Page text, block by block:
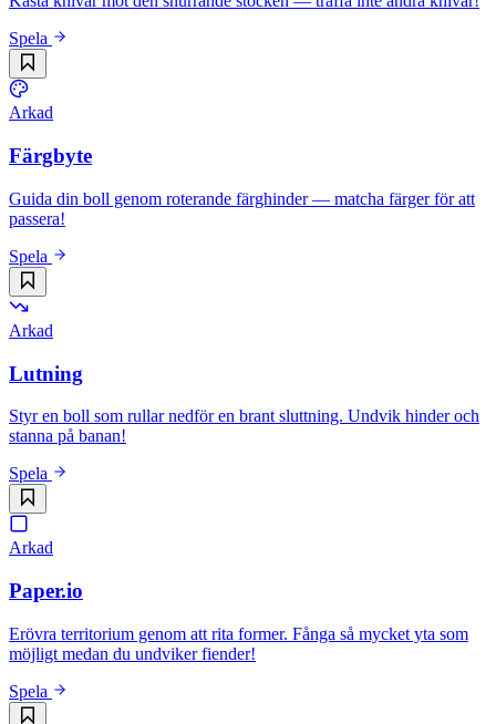
Spela
Arkad
Färgbyte
Guida din boll genom roterande färghinder — matcha färger för att
passera!
Spela
Arkad
Lutning
Styr en boll som rullar nedför en brant sluttning. Undvik hinder och
stanna på banan!
Spela
Arkad
Paper.io
Erövra territorium genom att rita former. Fånga så mycket yta som
möjligt medan du undviker fiender!
Spela